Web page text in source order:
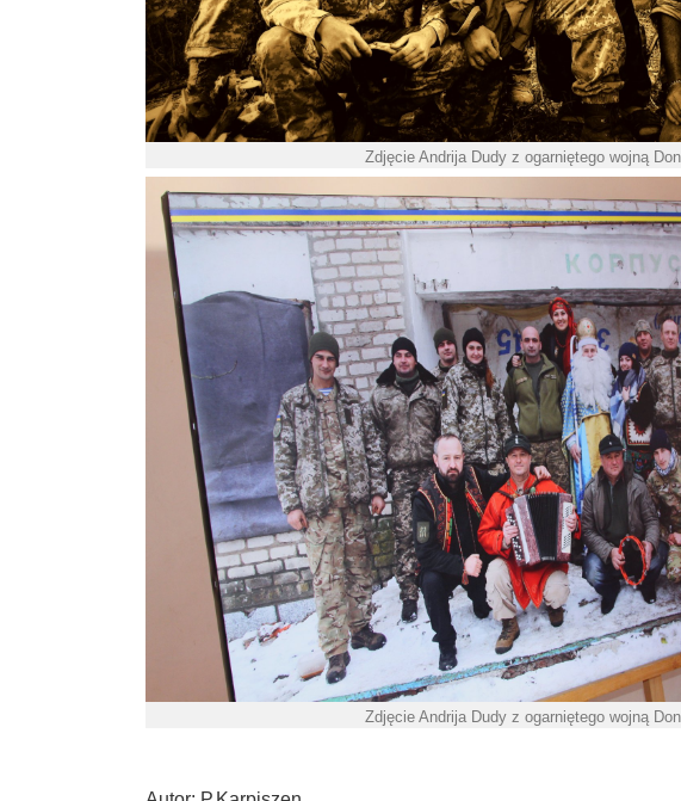
Zdjęcie Andrija Dudy z ogarniętego wojną
Zdjęcie Andrija Dudy z ogarniętego wojną